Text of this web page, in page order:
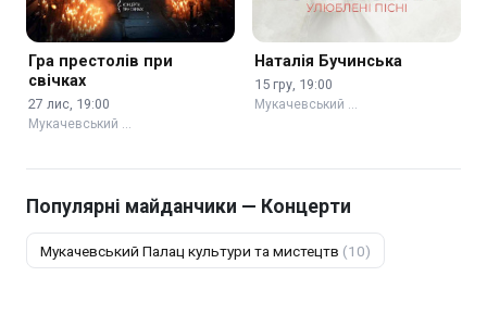
Гра престолів при
свічках
27 лис, 19:00
Мукачевський …
Наталія Бучинська
15 гру, 19:00
Мукачевський …
Популярні майданчики — Концерти
Мукачевський Палац культури та мистецтв (10)